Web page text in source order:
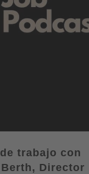
trabajo con
Director